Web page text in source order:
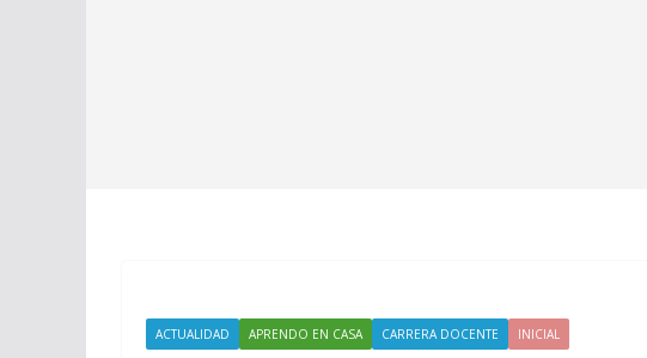
ACTUALIDAD APRENDO EN CASA CARRERA DOCENTE INICIAL